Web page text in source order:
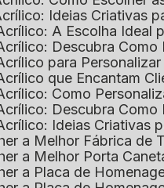
Ideias Criativas
Acrílico: A Escolha
Acrílico: Descubra
para
que Encantam
Como
Acrílico: Descubra
Ideias Criativas
a Melhor Fábrica
a Melhor Porta
a Placa de